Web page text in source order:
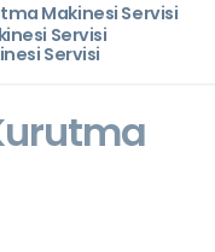
Makinesi Servisi
Servisi
Servisi